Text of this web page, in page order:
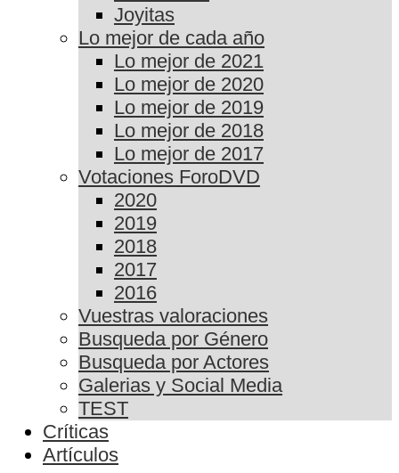
Joyitas
Lo mejor de cada año
Lo mejor de 2021
Lo mejor de 2020
Lo mejor de 2019
Lo mejor de 2018
Lo mejor de 2017
Votaciones ForoDVD
2020
2019
2018
2017
2016
Vuestras valoraciones
Busqueda por Género
Busqueda por Actores
Galerias y Social Media
TEST
Críticas
Artículos